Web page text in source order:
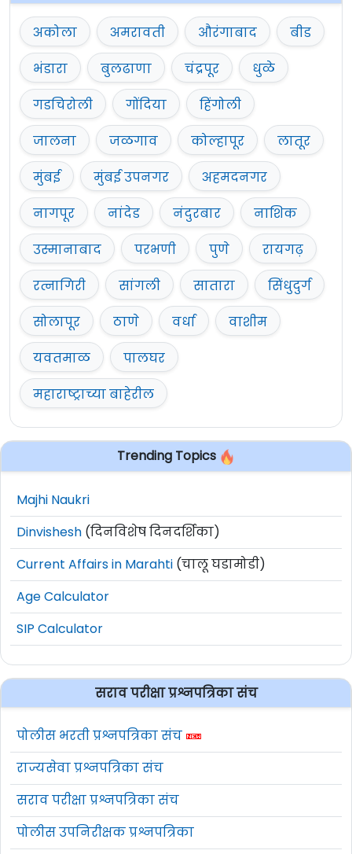
अकोला अमरावती औरंगाबाद
बीड
भंडारा
बुलढाणा चंद्रपूर
धुळे
गडचिरोली
गोंदिया
हिंगोली
जालना
जळगाव कोल्हापूर
लातूर
मुंबई
मुंबई उपनगर
अहमदनगर
नागपूर
नांदेड नंदुरबार
नाशिक
उस्मानाबाद
परभणी पुणे
रायगढ़
रत्नागिरी
सांगली सातारा
सिंधुदुर्ग
सोलापूर
ठाणे वर्धा
वाशीम
यवतमाळ
पालघर
महाराष्ट्राच्या बाहेरील
Trending Topics
Majhi Naukri
Dinvishesh (दिनविशेष दिनदर्शिका)
Current Affairs in Marahti (चालू घडामोडी)
Age Calculator
SIP Calculator
सराव परीक्षा प्रश्नपत्रिका संच
पोलीस भरती प्रश्नपत्रिका संच
राज्यसेवा प्रश्नपत्रिका संच
सराव परीक्षा प्रश्नपत्रिका संच
पोलीस उपनिरीक्षक प्रश्नपत्रिका